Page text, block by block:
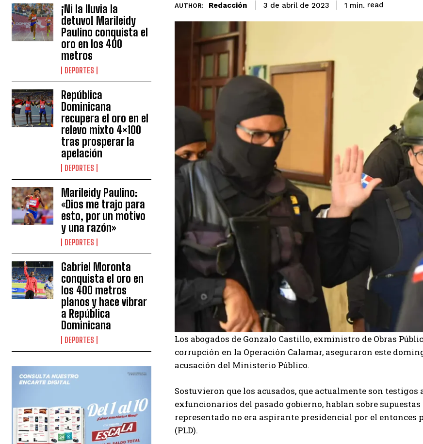
¡Ni la lluvia la
detuvo! Marileidy
Paulino conquista el
oro en los 400
metros
DEPORTES
República
Dominicana
recupera el oro en el
relevo mixto 4×100
tras prosperar la
apelación
DEPORTES
Marileidy Paulino:
«Dios me trajo para
esto, por un motivo
y una razón»
DEPORTES
Gabriel Moronta
conquista el oro en
los 400 metros
planos y hace vibrar
a República
Dominicana
DEPORTES
AUTHOR: Redacción 3 de abril de 2023 1 min. read
Los abogados de Gonzalo Castillo, exministro de Obras
corrupción en la Operación Calamar, aseguraron este
acusación del Ministerio Público.
Sostuvieron que los acusados, que actualmente son
exfuncionarios del pasado gobierno, hablan sobre
representado no era aspirante presidencial por el entonces
(PLD).